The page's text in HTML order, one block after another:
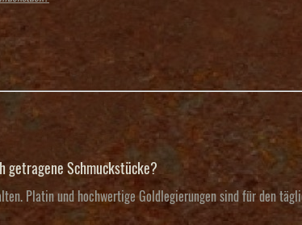
getragene Schmuckstücke?
Platin und hochwertige Goldlegierungen sind für den